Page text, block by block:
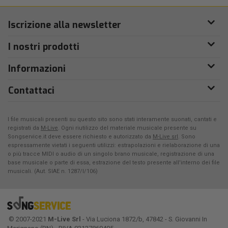
Iscrizione alla newsletter
I nostri prodotti
Informazioni
Contattaci
I file musicali presenti su questo sito sono stati interamente suonati, cantati e
registrati da M-Live. Ogni riutilizzo del materiale musicale presente su
Songservice.it deve essere richiesto e autorizzato da M-Live srl. Sono
espressamente vietati i seguenti utilizzi: estrapolazioni e rielaborazione di una
o più tracce MIDI o audio di un singolo brano musicale, registrazione di una
base musicale o parte di essa, estrazione del testo presente all'interno dei file
musicali. (Aut. SIAE n. 1287/I/106)
© 2007-2021 M-Live Srl - Via Luciona 1872/b, 47842 - S. Giovanni In